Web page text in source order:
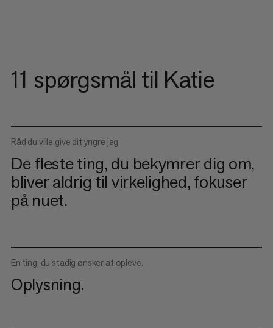
11 spørgsmål til Katie
Råd du ville give dit yngre jeg
De fleste ting, du bekymrer dig om,
bliver aldrig til virkelighed, fokuser
på nuet.
En ting, du stadig ønsker at opleve.
Oplysning.